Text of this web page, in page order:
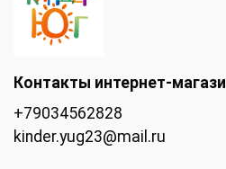
Контакты интернет-
+79034562828
kinder.yug23@mail.ru